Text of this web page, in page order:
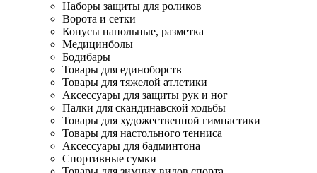
Наборы защиты для роликов
Ворота и сетки
Конусы напольные, разметка
Медицинболы
Бодибары
Товары для единоборств
Товары для тяжелой атлетики
Аксессуары для защиты рук и ног
Палки для скандинавской ходьбы
Товары для художественной гимнастики
Товары для настольного тенниса
Аксессуары для бадминтона
Спортивные сумки